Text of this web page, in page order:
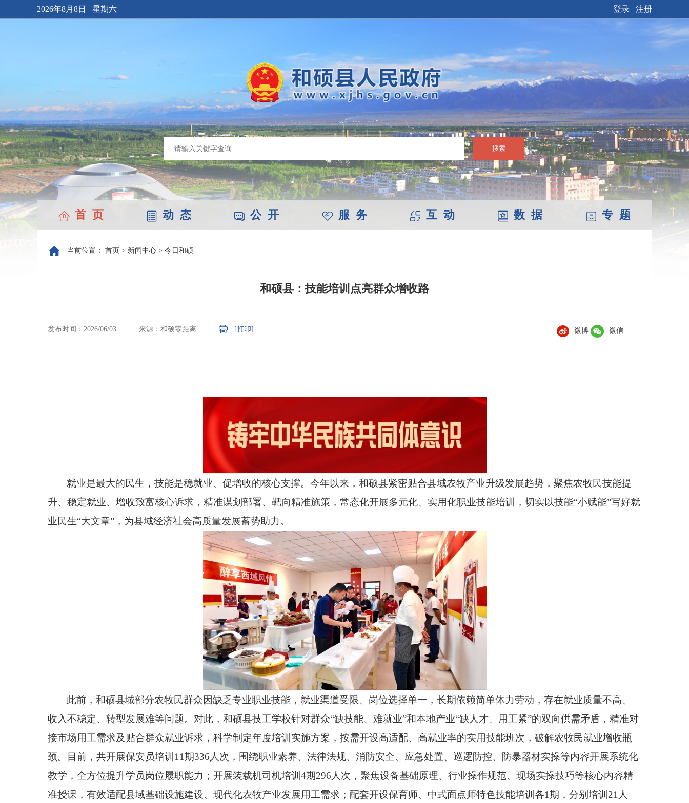
2026年8月8日 星期六 登录 注册
搜索
首 页 动 态 公 开 服 务 互 动 数 据 专 题
当前位置： 首页 > 新闻中心 > 今日和硕
和硕县：技能培训点亮群众增收路
发布时间：2026/06/03 来源：和硕零距离 [打印] 微博 微信
就业是最大的民生，技能是稳就业、促增收的核心支撑。今年以来，和硕县紧密贴合县域农牧产业升级发展趋势，聚焦农牧民技能提
升、稳定就业、增收致富核心诉求，精准谋划部署、靶向精准施策，常态化开展多元化、实用化职业技能培训
，切实以技能“小赋能”写好就
业民生“大文章”，为县域经济社会高质量发展蓄势助力。
此前，和硕县域部分农牧民群众因缺乏专业职业技能，就业渠道受限、岗位选择单一，长期依赖简单体力劳动，存在就业质量不高、
收入不稳定、转型发展难等问题。对此，和硕县技工学校针对群众“缺技能、难就业”和本地产业“缺人才、用工紧”的双向供需矛盾，精准对
接市场用工需求及贴合群众就业诉求，科学制定年度培训实施方案，按需开设高适配、高就业率的实用技能班次，破解农牧民就业增收瓶
颈。目前，共开展保安员培训11期336人次，围绕职业素养、法律法规、消防安全、应急处置、巡逻防控、防暴器材实操等内容开展系统化
教学，全方位提升学员岗位履职能力；开展装载机司机培训4期296人次，聚焦设备基础原理、行业操作规范、现场实操技巧等核心内容精
准授课，有效适配县域基础设施建设、现代化农牧产业发展用工需求；配套开设保育师、中式面点师特色技能培训各1期，分别培训21人